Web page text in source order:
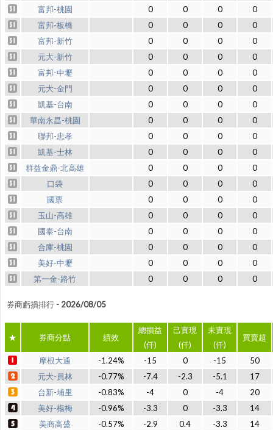
富邦-桃園
0 0 0
0
富邦-板橋
0 0 0
0
富邦-新竹
0 0 0
0
元大-新竹
0 0 0
0
富邦-中壢
0 0 0
0
元大-金門
0 0 0
0
凱基-台南
0 0 0
0
華南永昌-桃園
0 0 0
0
聯邦-忠孝
0 0 0
0
凱基-士林
0 0 0
0
群益金鼎-北高雄
0 0 0
0
口袋
0 0 0
0
國票
0 0 0
0
玉山-高雄
0 0 0
0
國泰-台南
0 0 0
0
合庫-桃園
0 0 0
0
美好-中壢
0 0 0
0
第一金-路竹
0 0 0 0
券商虧損排行 - 2026/08/05
★ 券商分點 績效
總損益
(仟)
己實現
(仟)
未實現
(仟)
買賣超
摩根大通 -1.24% -15 0 -15
50
元大-員林
-0.77% -7.4 -2.3 -5.1
17
台新-埔里
-0.83% -4 0 -4
20
美好-楊梅
-0.96% -3.3 0 -3.3
14
美商高盛
-0.57% -2.9 0.4 -3.3
14